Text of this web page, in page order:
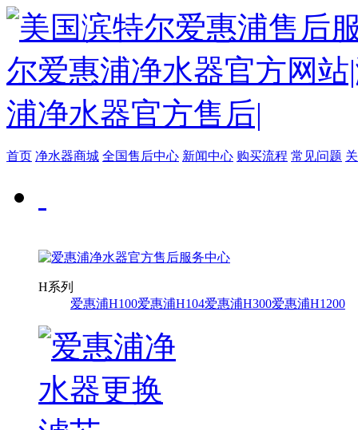
首页 净水器商城 全国售后中心 新闻中心 购买流程 常见问题
H系列
爱惠浦H100爱惠浦H104爱惠浦H300爱惠浦H1200